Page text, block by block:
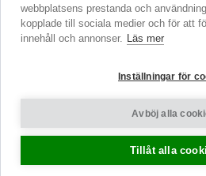
© 2002-2026 Tiffany Rose
Cookie-
webbplatsens prestanda och
kopplade till sociala medier och för att
innehåll och annonser. Läs mer
Inställningar för
Avböj alla
Tillåt alla